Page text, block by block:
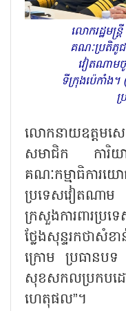
លោករដ្ឋមន្
គណៈប្រតិភូជ
វៀតណាម
ទីក្រុងប៉េកាំង
ប្
លោកនាយឧត្តម
សមាជិក ការិ
គណៈកម្មាធិការយោ
ប្រទេសវៀតណាម
ក្រសួងការពារប្រ
ថ្លែងសុន្ទរកថាសំ
ក្រោម ប្រធានបទ
សុខសកលប្រ
ហេតុផល”។